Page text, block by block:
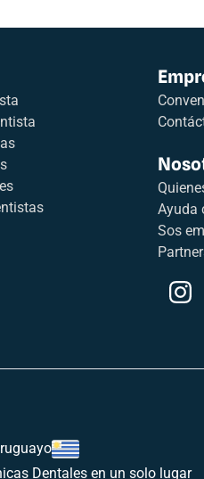
Ayuda
Sos
Dentales en un solo lugar